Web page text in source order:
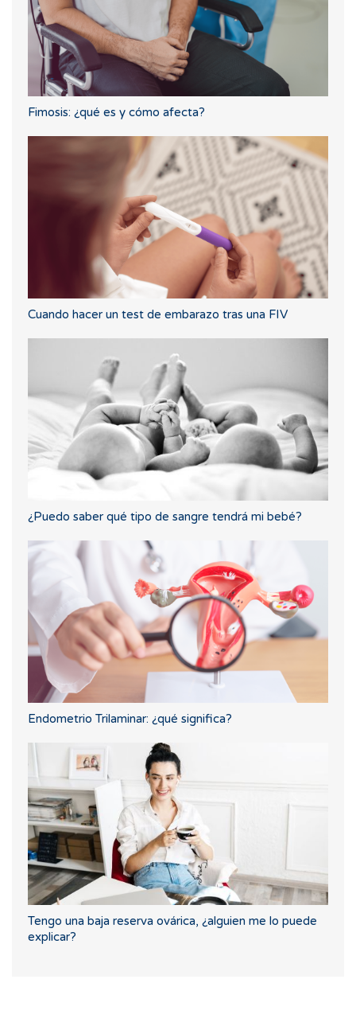
Fimosis: ¿qué es y cómo afecta?
Cuando hacer un test de embarazo tras una FIV
¿Puedo saber qué tipo de sangre tendrá mi bebé?
Endometrio Trilaminar: ¿qué significa?
Tengo una baja reserva ovárica, ¿alguien me lo puede
explicar?